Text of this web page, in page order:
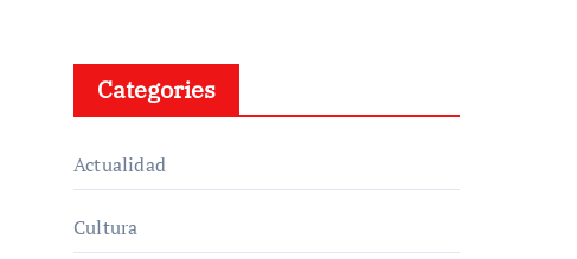
Categories
Actualidad
Cultura